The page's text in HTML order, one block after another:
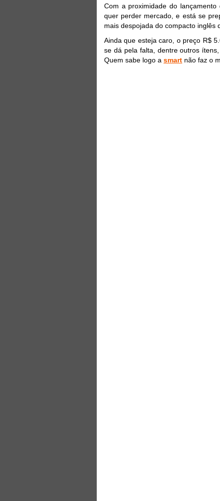
Com a proximidade do
quer perder mercado, e está se
mais despojada do compacto inglês
Ainda que esteja caro, o preço R$
se dá pela falta, dentre outros
Quem sabe logo a smart não faz o